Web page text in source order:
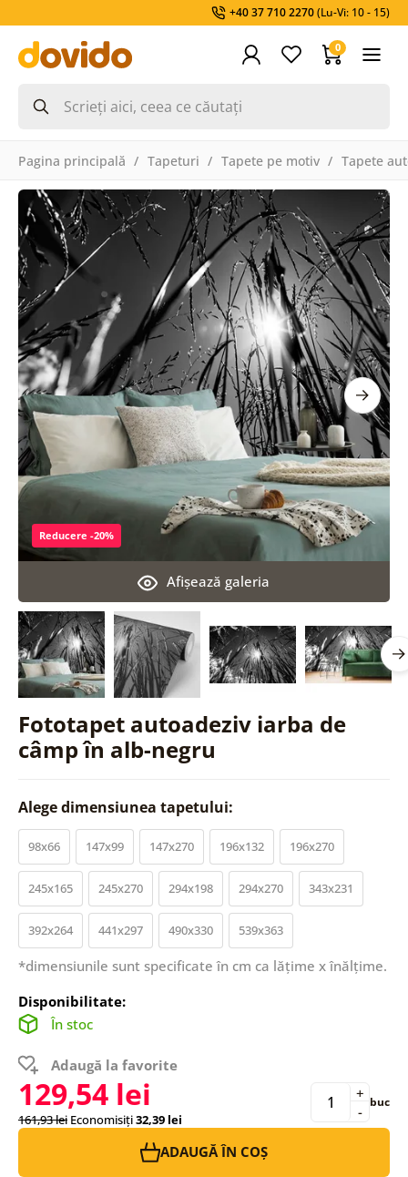
+40 37 710 2270(Lu-Vi: 10 - 15)
0
Pagina principală Tapeturi Tapete pe motiv Tapete
Fototapet autoadeziv iarba de
câmp în alb-negru
Afişează galeria
Reducere -20%
Alege dimensiunea tapetului:
98x66 147x99 147x270 196x132 196x270
245x165 245x270 294x198 294x270 343x231
392x264 441x297 490x330 539x363
*dimensiunile sunt specificate în cm ca lățime x înălțime.
Disponibilitate:
În stoc
Adaugă la favorite
129,54 lei
161,93 lei Economisiți32,39 lei -
+ buc
ADAUGĂ ÎN COȘ